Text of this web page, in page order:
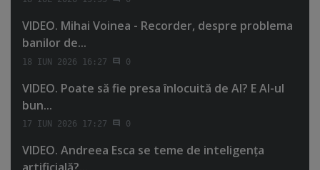
VIDEO. Mihai Voinea - Recorder, despre problema
banilor de...
18 IUN 2026 16:27 0
VIDEO. Poate să fie presa înlocuită de AI? E AI-ul
bun...
17 IUN 2026 17:27 0
VIDEO. Andreea Esca se teme de inteligenţa